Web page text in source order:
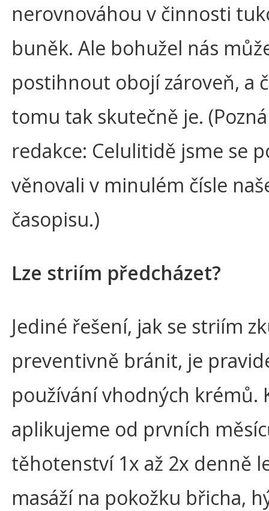
nerovnováhou v činnosti
buněk. Ale bohužel nás
postihnout obojí zároveň, a
tomu tak skutečně je.
redakce: Celulitidě jsme se
věnovali v minulém čísle
časopisu.)
Lze striím předcházet?
Jediné řešení, jak se striím
preventivně bránit, je
používání vhodných krémů.
aplikujeme od prvních
těhotenství 1x až 2x denně
masáží na pokožku břicha,